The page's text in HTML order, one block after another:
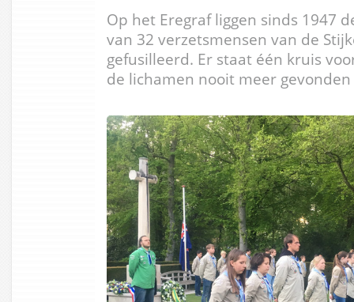
Op het Eregraf liggen sinds 1947
van 32 verzetsmensen van de
gefusilleerd. Er staat één kruis
de lichamen nooit meer